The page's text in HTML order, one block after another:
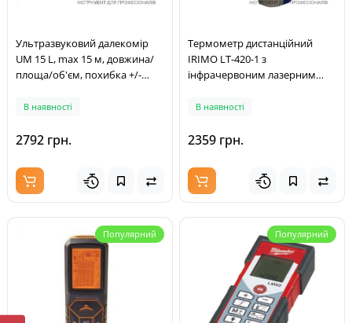
Ультразвуковий далекомір
UM 15 L, max 15 м, довжина/
площа/об'єм, похибка +/-
В наявності
2792 грн.
Термометр дистанційний
IRIMO LT-420-1 з
інфрачервоним лазерним
В наявності
2359 грн.
Популярний Популярний